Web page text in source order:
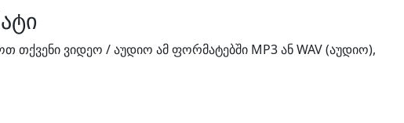
თქვენი ვიდეო / აუდიო ამ ფორმატებში MP3 ან WAV (აუდიო),